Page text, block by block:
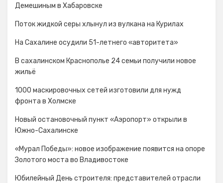
Демешиным в Хабаровске
Поток жидкой серы хлынул из вулкана на Курилах
На Сахалине осудили 51-летнего «авторитета»
В сахалинском Краснополье 24 семьи получили новое
жильё
1000 маскировочных сетей изготовили для нужд
фронта в Холмске
Новый остановочный пункт «Аэропорт» открыли в
Южно-Сахалинске
«Мурал Победы»: новое изображение появится на опоре
Золотого моста во Владивостоке
Юбилейный День строителя: представителей отрасли